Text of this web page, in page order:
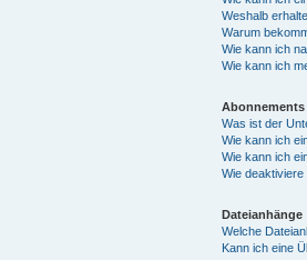
Weshalb
Warum
Wie kann ich
Wie kann ich
Abonnements
Was ist der
Wie kann ich
Wie kann ich
Wie
Dateianhänge
Welche
Kann ich eine